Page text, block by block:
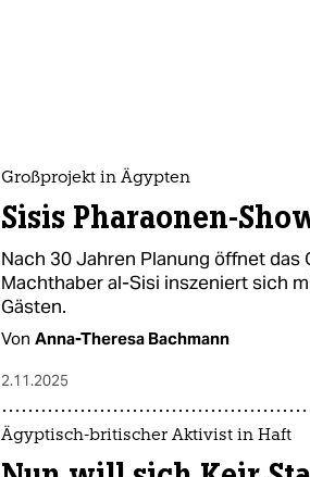
Großprojekt in Ägypten
Sisis Pharaonen-
Nach 30 Jahren Planung öffnet das
Machthaber al-Sisi inszeniert sich
Gästen.
Von Anna-Theresa Bachmann
2.11.2025
Ägyptisch-britischer Aktivist in Haft